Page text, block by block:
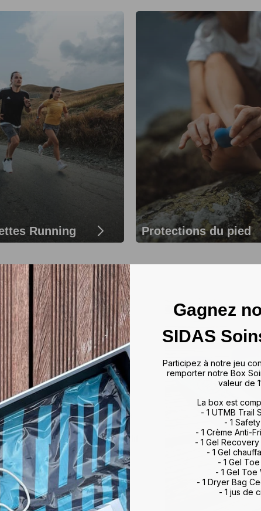
Running Protections du pied
un maintien optimal et un
de matériaux de haute
et activités, allant du tennis
leur technologie d'absorption
minimisant ainsi les
également une meilleure
ainsi vos
Que vous soyez un sportif
maintien du pied,
de marche et de sport
et restez au top de votre
Gagnez
SIDAS
Participez à notre jeu
remporter notre Box
valeur de
La box est
- 1 UTMB Trail
- 1
- 1 Crème Anti-
- 1 Gel
- 1 Gel
- 1 Gel
- 1 Gel Toe
- 1 Dryer Bag
- 1 jus de